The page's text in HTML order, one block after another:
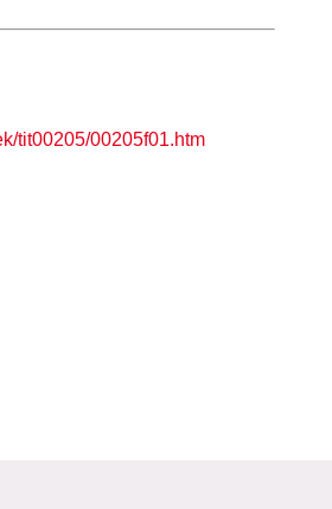
tit00205/00205f01.htm